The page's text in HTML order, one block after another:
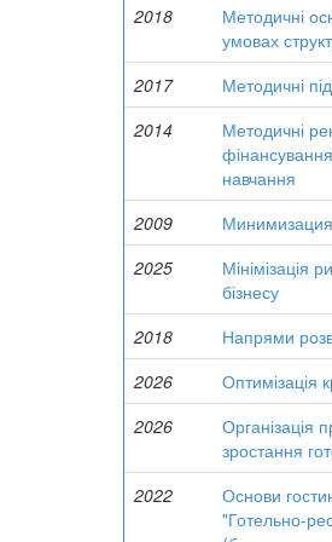
2018
Методичні
умовах
2017 Методичні
2014
Методичні
навчання
2009
2025
Мінімізація
бізнесу
2018 Напрями
2026
Оптимізація
2026
Організація
зростання
2022
Основи
"Готельно-